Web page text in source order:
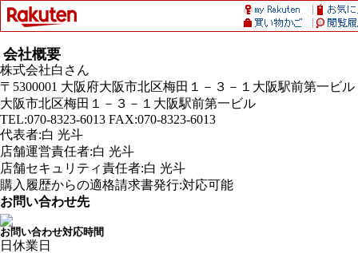
会社概要
株式会社白さん
〒5300001 大阪府大阪市北区梅田１－３－１大阪駅前第一ビル
大阪市北区梅田１－３－１大阪駅前第一ビル
TEL:070-8323-6013 FAX:070-8323-6013
代表者:白 光斗
店舗運営責任者:白 光斗
店舗セキュリティ責任者:白 光斗
購入履歴からの適格請求書発行:対応可能
お問い合わせ先
お問い合わせ対応時間
日 休業日